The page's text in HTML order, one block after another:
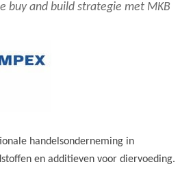
buy and build strategie met MKB
handelsonderneming in
en additieven voor diervoeding.